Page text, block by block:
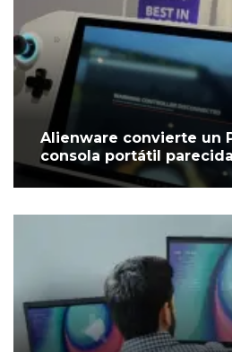
Alienware convierte un
consola portátil